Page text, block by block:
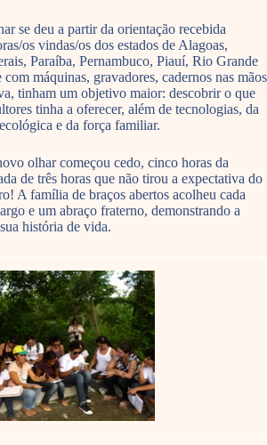
se deu a partir da orientação recebida
os vindas/os dos estados de Alagoas,
Paraíba, Pernambuco, Piauí, Rio Grande
máquinas, gravadores, cadernos nas mãos
tinham um objetivo maior: descobrir o que
tinha a oferecer, além de tecnologias, da
e da força familiar.
olhar começou cedo, cinco horas da
de três horas que não tirou a expectativa do
A família de braços abertos acolheu cada
e um abraço fraterno, demonstrando a
história de vida.